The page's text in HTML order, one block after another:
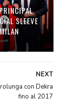
SLEEVE
NEXT
con Dekra
fino al 2017